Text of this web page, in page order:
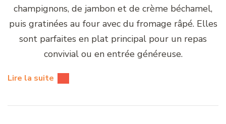
champignons, de jambon et de crème béchamel,
puis gratinées au four avec du fromage râpé. Elles
sont parfaites en plat principal pour un repas
convivial ou en entrée généreuse.
Lire la suite